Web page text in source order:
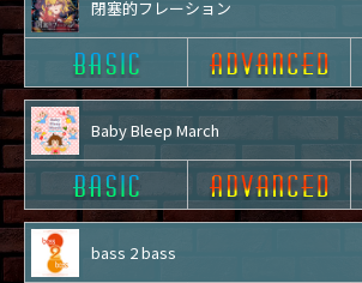
閉塞的フレーション
Baby Bleep March
bass 2 bass